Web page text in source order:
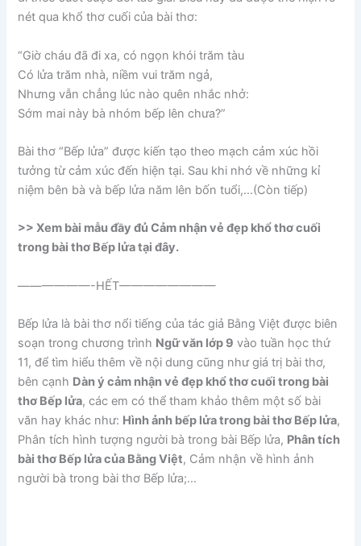
nét qua khổ thơ cuối của bài thơ:
“Giờ cháu đã đi xa, có ngọn khói trăm tàu
Có lửa trăm nhà, niềm vui trăm ngả,
Nhưng vẫn chẳng lúc nào quên nhắc nhở:
Sớm mai này bà nhóm bếp lên chưa?”
Bài thơ “Bếp lửa” được kiến tạo theo mạch cảm xúc hồi
tưởng từ cảm xúc đến hiện tại. Sau khi nhớ về những kỉ
niệm bên bà và bếp lửa năm lên bốn tuổi,…(Còn tiếp)
>> Xem bài mẫu đầy đủ Cảm nhận vẻ đẹp khổ thơ cuối
trong bài thơ Bếp lửa tại đây.
——————-HẾT————————
Bếp lửa là bài thơ nổi tiếng của tác giả Bằng Việt được biên
soạn trong chương trình Ngữ văn lớp 9 vào tuần học thứ
11, để tìm hiểu thêm về nội dung cũng như giá trị bài thơ,
bên cạnh Dàn ý cảm nhận vẻ đẹp khổ thơ cuối trong bài
thơ Bếp lửa, các em có thể tham khảo thêm một số bài
văn hay khác như: Hình ảnh bếp lửa trong bài thơ Bếp lửa,
Phân tích hình tượng người bà trong bài Bếp lửa, Phân tích
bài thơ Bếp lửa của Bằng Việt, Cảm nhận về hình ảnh
người bà trong bài thơ Bếp lửa;…